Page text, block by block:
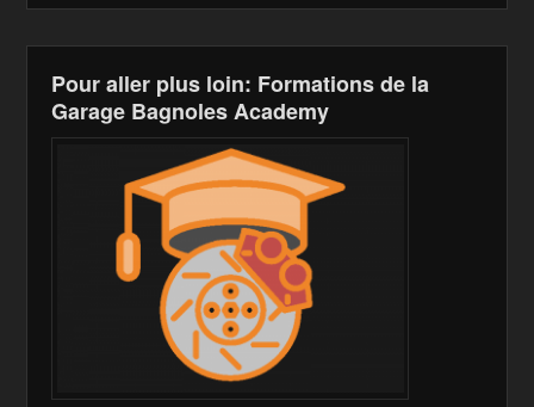
Pour aller plus loin: Formations de la
Garage Bagnoles Academy